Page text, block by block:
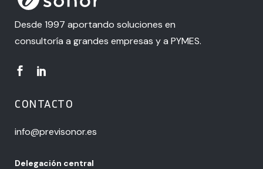
Desde 1997 aportando soluciones en
consultoría a grandes empresas y a PYMES.
CONTACTO
info@previsonor.es
Delegación central